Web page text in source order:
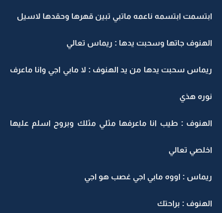
ابتسمت ابتسمه ناعمه ماتبي تبين قهرها وحقدها لاسيل
الهنوف جاتها وسحبت يدها : ريماس تعالي
ريماس سحبت يدها من يد الهنوف : لا مابي اجي وانا ماعرف
نوره هذي
الهنوف : طيب انا ماعرفها مثلي مثلك وبروح اسلم عليها
اخلصي تعالي
ريماس : اووه مابي اجي غصب هو اجي
الهنوف : براحتك